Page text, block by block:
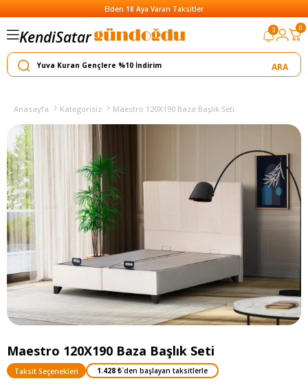
Elden 18 Aya Varan Taksitler
KendiSatar
Yapar
3 0
Anasayfa Kategorisiz Maestro 120X190 Baza Başlık Seti
Maestro 120X190 Baza Başlık Seti
Taksit Seçenekleri 1.428 ₺`den başlayan taksitlerle